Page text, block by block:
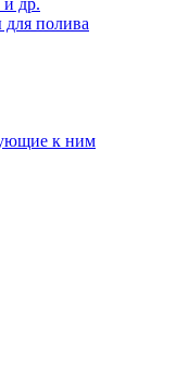
др.
полива
к ним